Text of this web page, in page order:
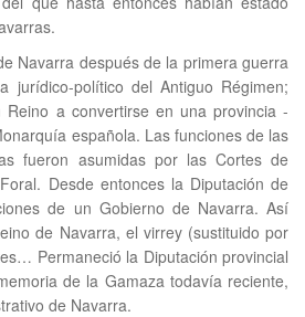
Navarra después de la primera guerra
jurídico-político del Antiguo Régimen;
a convertirse en una provincia -
española. Las funciones de las
fueron asumidas por las Cortes de
Desde entonces la Diputación de
de un Gobierno de Navarra. Así
de Navarra, el virrey (sustituido por
Permaneció la Diputación provincial
de la Gamaza todavía reciente,
de Navarra.